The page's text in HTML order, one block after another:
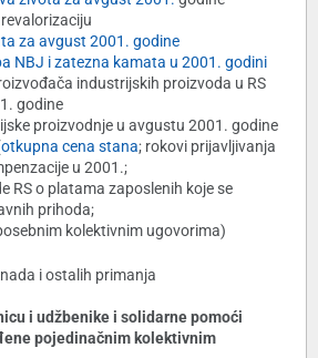
za avgust 2001. godine
NBJ i zatezna kamata u 2001. godini
industrijskih proizvoda u RS
godine
proizvodnje u avgustu 2001. godine
otkupna cena stana; rokovi prijavljivanja
u 2001.;
RS o platama zaposlenih koje se
prihoda;
kolektivnim ugovorima)
i ostalih primanja
i udžbenike i solidarne pomoći
pojedinačnim kolektivnim